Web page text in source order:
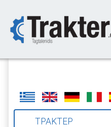
ΤΡΑΚΤΕΡ